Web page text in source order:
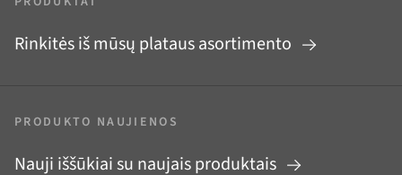
Rinkitės iš mūsų plataus asortimento
PRODUKTO NAUJIENOS
Nauji iššūkiai su naujais produktais